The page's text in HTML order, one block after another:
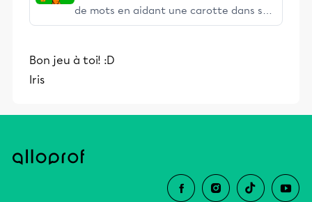
de mots en aidant une carotte dans son
potager.
Bon jeu à toi! :D
Iris